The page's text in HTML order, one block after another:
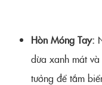
Hòn Móng Tay:
dừa xanh mát
tưởng để tắm